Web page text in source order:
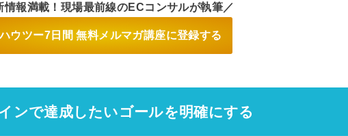
情報満載！現場最前線のECコンサルが執筆／
ウツー7日間 無料メルマガ講座に登録する
ンで達成したいゴールを明確にする